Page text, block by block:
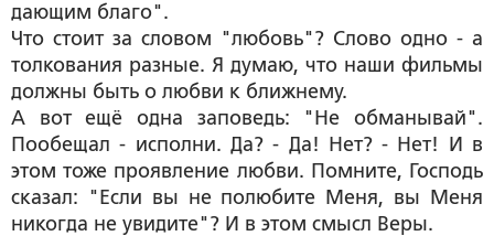
дающим благо".
Что стоит за словом "любовь"? Слово одно - а
толкования разные. Я думаю, что наши фильмы
должны быть о любви к ближнему.
А вот ещё одна заповедь: "Не обманывай".
Пообещал - исполни. Да? - Да! Нет? - Нет! И в
этом тоже проявление любви. Помните, Господь
сказал: "Если вы не полюбите Меня, вы Меня
никогда не увидите"? И в этом смысл Веры.